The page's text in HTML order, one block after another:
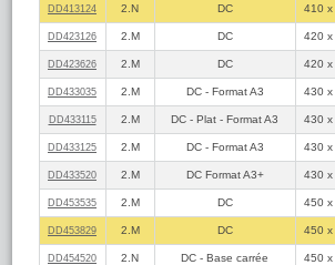
DD413124 2.N DC 410 x
DD423126 2.M DC 420 x
DD423626 2.M DC 420 x
DD433035 2.M DC - Format A3 430 x
DD433115 2.M DC - Plat - Format A3 430 x
DD433125 2.M DC - Format A3 430 x
DD433520 2.M DC Format A3+ 430 x
DD453535 2.M DC 450 x
DD453829 2.M DC 450 x
DD454520 2.N DC - Base carrée 450 x